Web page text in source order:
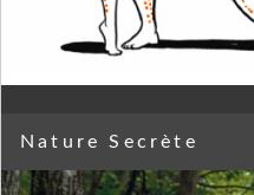
Nature Secrète